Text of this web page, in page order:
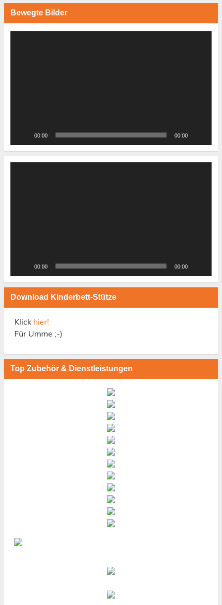
Bewegte Bilder
00:00 00:00
00:00 00:00
Download Kinderbett-Stütze
Klick hier!
Für Umme ;-)
Top Zubehör & Dienstleistungen